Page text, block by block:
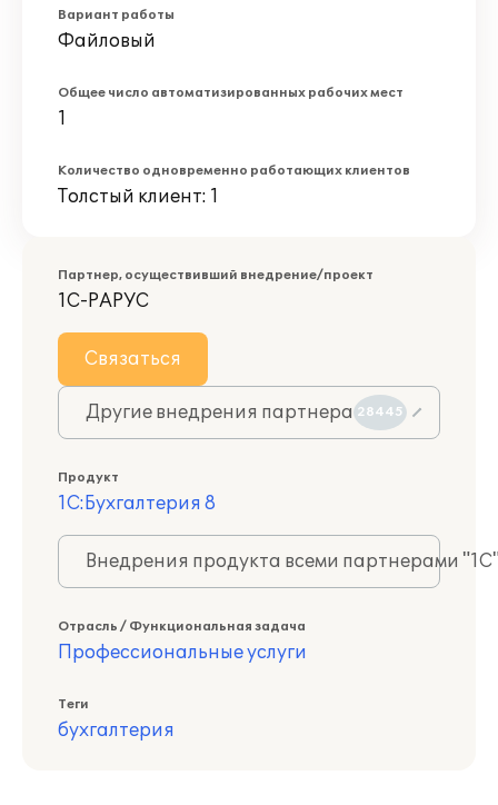
Вариант работы
Файловый
Общее число автоматизированных рабочих мест
1
Количество одновременно работающих клиентов
Толстый клиент: 1
Партнер, осуществивший внедрение/проект
1С-РАРУС
Связаться
Другие внедрения партнера 28445
Продукт
1С:Бухгалтерия 8
Внедрения продукта всеми партнерами
Отрасль / Функциональная задача
Профессиональные услуги
Теги
бухгалтерия